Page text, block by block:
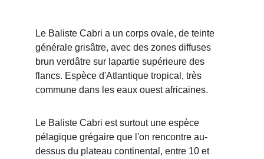
Le Baliste Cabri a un corps ovale, de teinte
générale grisâtre, avec des zones diffuses
brun verdâtre sur lapartie supérieure des
flancs. Espèce d'Atlantique tropical, très
commune dans les eaux ouest africaines.
Le Baliste Cabri est surtout une espèce
pélagique grégaire que l'on rencontre au-
dessus du plateau continental, entre 10 et